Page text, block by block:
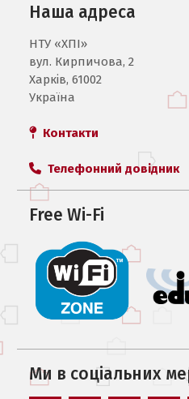
Наша адреса
НТУ «ХПI»
вул. Кирпичова, 2
Харків, 61002
Україна
Контакти
Телефонний довідник
Free Wi-Fi
Ми в соцiальних